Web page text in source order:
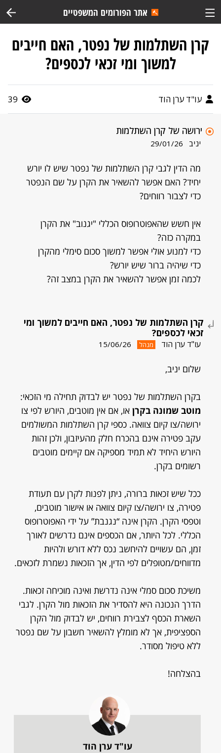
אתר הפורומים המשפטיים
קרן השתלמות של נפטר, האם חייבים
למשוך ומי זכאי לכספים?
עו"ד ערן הוד 39
ירושה של קרן השתלמות
יניב 29/01/26
מה הדין לגבי קרן השתלמות של נפטר שיש לו יורש
יחיד? האם אפשר להשאיר את הקרן על שם הנפטר
כדי לצבור רווחים?
אין חשש שהאפוטרופוס הכללי "יגנוב" את הקרן
במקרה כזה?
כדי למנוע אולי אפשר למשוך סכום סימלי מהקרן
כדי שיהיה ברור שיש יורש?
לכמה זמן אפשר להשאיר את הקרן במצב זה?
קרן השתלמות של נפטר, האם חייבים למשוך ומי
זכאי לכספים?
עו"ד ערן הוד מנהל 15/06/26
שלום יניב,
בקרן השתלמות של נפטר יש לבדוק תחילה מי הזכאי:
מוטב שמונה בקרן או, אם אין מוטבים, היורש לפי צו
ירושה/צו קיום צוואה. כספי קרן השתלמות המשולמים
עקב פטירה אינם בהכרח חלק מהעיזבון, ולכן זהות
היורש היחיד לא תמיד מספיקה אם קיימים מוטבים
רשומים בקרן.
ככל שיש זכאות ברורה, ניתן לפנות לקרן עם תעודת
פטירה, צו ירושה/צו קיום צוואה או אישור מוטבים,
וטפסי הקרן. הקרן אינה “נגנבת” על ידי האפוטרופוס
הכללי. לכל היותר, אם הכספים אינם נדרשים לאורך
זמן, הם עשויים להיחשב נכס ללא דורש ולהיות
מדווחים/מטופלים לפי הדין, אך הזכאות נשמרת לזכאים.
משיכת סכום סמלי אינה נדרשת ואינה מוכיחה זכאות.
הדרך הנכונה היא להסדיר את הזכאות מול הקרן. לגבי
השארת הכסף לצבירת רווחים, יש לבדוק מול הקרן
הספציפית, אך לא מומלץ להשאיר חשבון על שם נפטר
ללא טיפול מסודר.
בהצלחה!
עו"ד ערן הוד